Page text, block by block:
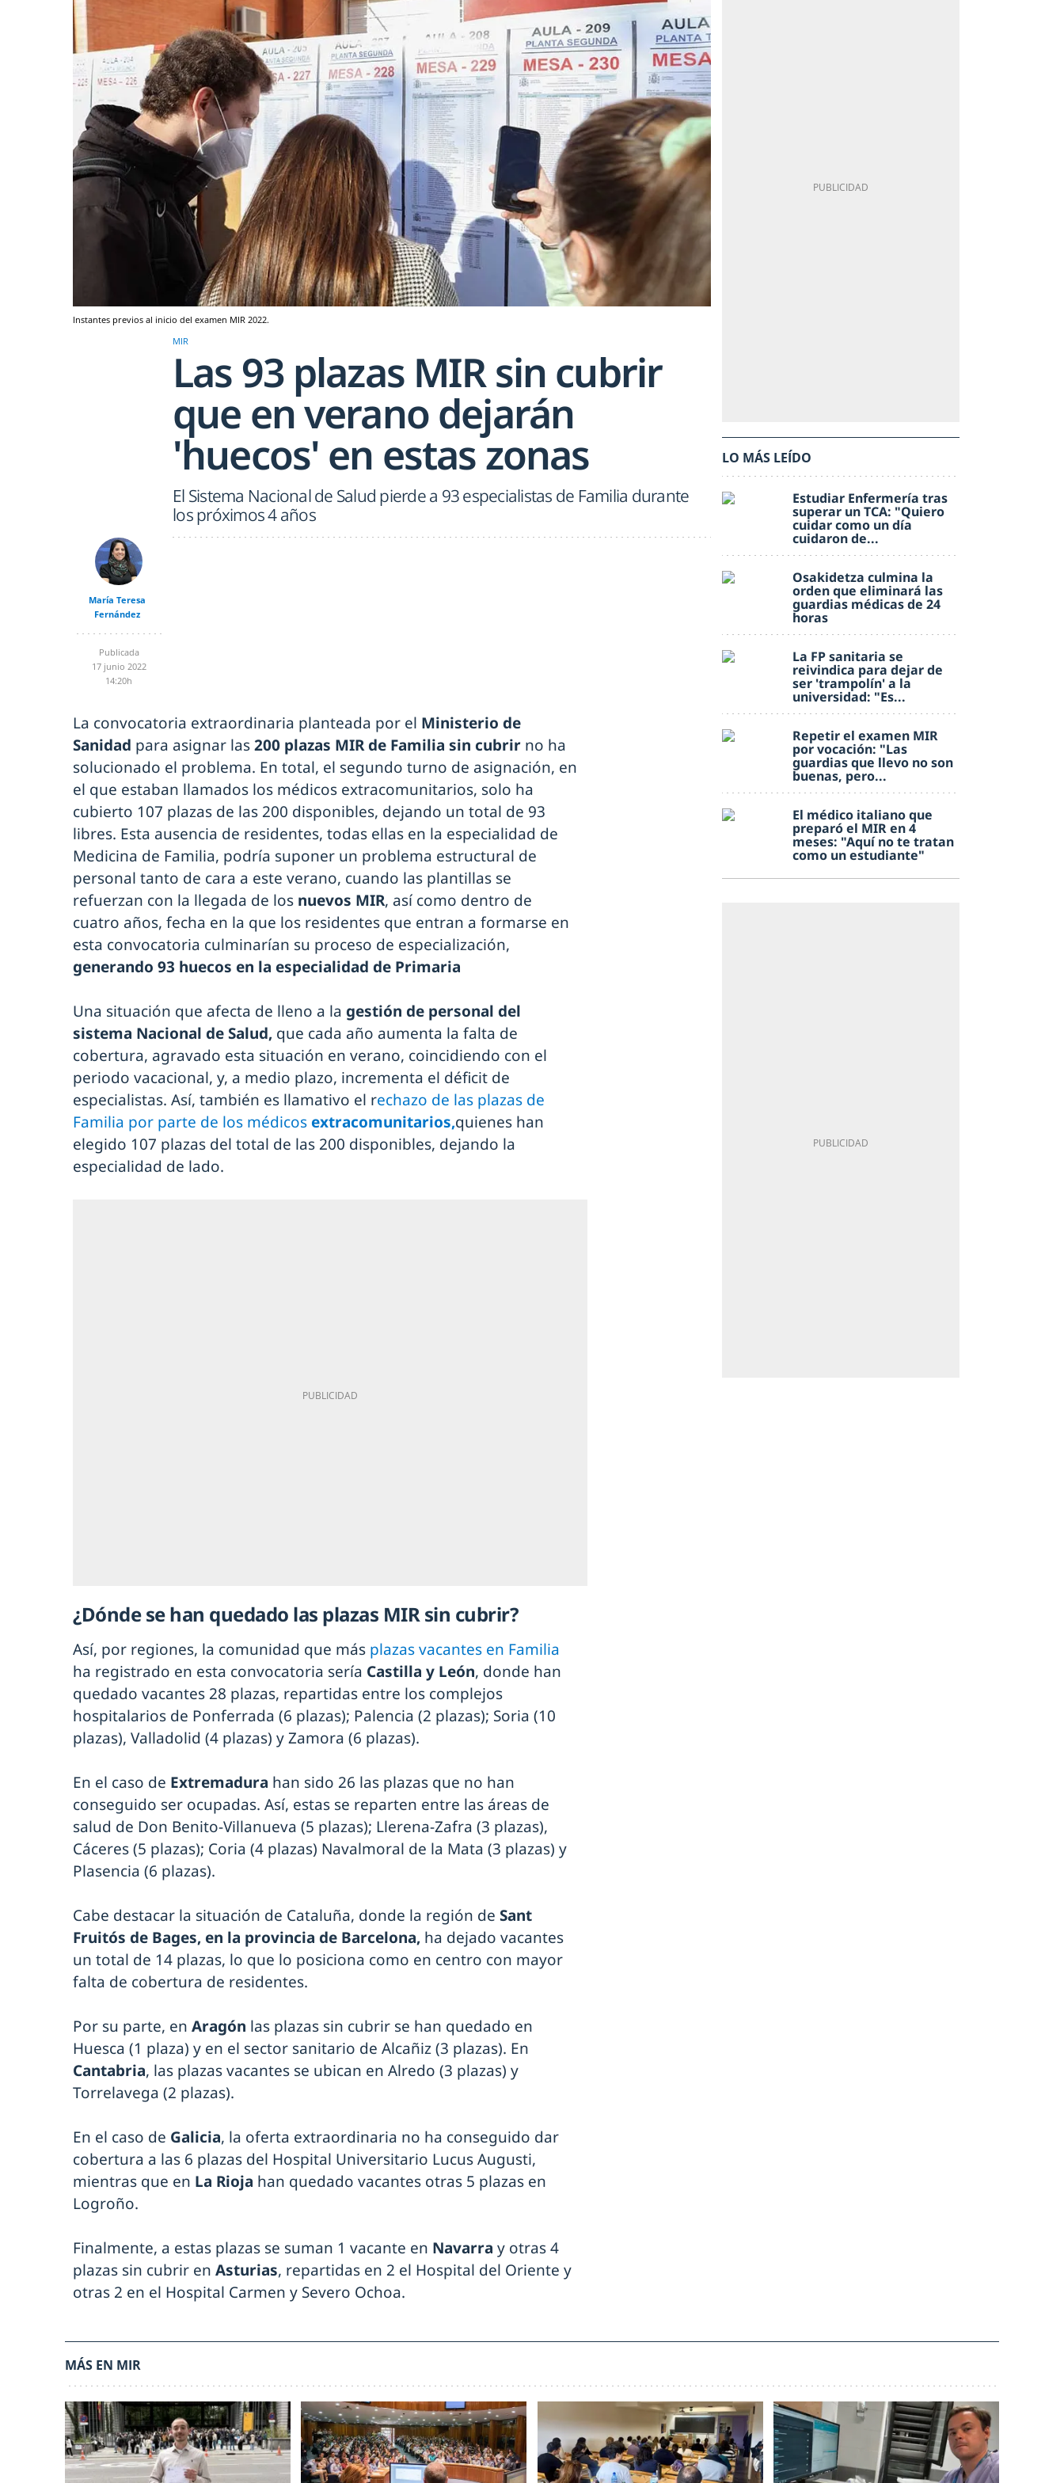
Instantes previos al inicio del examen MIR 2022.
MIR
Las 93 plazas MIR sin cubrir
que en verano dejarán
'huecos' en estas zonas
El Sistema Nacional de Salud pierde a 93 especialistas de Familia durante
los próximos 4 años
María Teresa
Fernández
Publicada
17 junio 2022
14:20h
La convocatoria extraordinaria planteada por el Ministerio de
Sanidad para asignar las200 plazas MIR de Familia sin cubrir no ha
solucionado el problema. En total, el segundo turno de asignación, en
el que estaban llamados los médicos extracomunitarios, solo ha
cubierto 107 plazas de las 200 disponibles, dejando un total de 93
libres. Esta ausencia de residentes, todas ellas en la especialidad de
Medicina de Familia, podría suponer un problema estructural de
personal tanto de cara a este verano, cuando las plantillas se
refuerzan con la llegada de los nuevos MIR, así como dentro de
cuatro años, fecha en la que los residentes que entran a formarse en
esta convocatoria culminarían su proceso de especialización,
generando 93 huecos en la especialidad de Primaria
Una situación que afecta de lleno a la gestión de personal del
sistema Nacional de Salud, que cada año aumenta la falta de
cobertura, agravado esta situación en verano, coincidiendo con el
periodo vacacional, y, a medio plazo, incrementa el déficit de
especialistas. Así, también es llamativo el rechazo de las plazas de
Familia por parte de los médicos extracomunitarios,quienes han
elegido 107 plazas del total de las 200 disponibles, dejando la
especialidad de lado.
¿Dónde se han quedado las plazas MIR sin cubrir?
Así, por regiones, la comunidad que más plazas vacantes en Familia
ha registrado en esta convocatoria sería Castilla y León, donde han
quedado vacantes 28 plazas, repartidas entre los complejos
hospitalarios de Ponferrada (6 plazas); Palencia (2 plazas); Soria (10
plazas), Valladolid (4 plazas) y Zamora (6 plazas).
En el caso de Extremadura han sido 26 las plazas que no han
conseguido ser ocupadas. Así, estas se reparten entre las áreas de
salud de Don Benito-Villanueva (5 plazas); Llerena-Zafra (3 plazas),
Cáceres (5 plazas); Coria (4 plazas) Navalmoral de la Mata (3 plazas) y
Plasencia (6 plazas).
Cabe destacar la situación de Cataluña, donde la región de Sant
Fruitós de Bages, en la provincia de Barcelona, ha dejado vacantes
un total de 14 plazas, lo que lo posiciona como en centro con mayor
falta de cobertura de residentes.
Por su parte, en Aragón las plazas sin cubrir se han quedado en
Huesca (1 plaza) y en el sector sanitario de Alcañiz (3 plazas). En
Cantabria, las plazas vacantes se ubican en Alredo (3 plazas) y
Torrelavega (2 plazas).
En el caso de Galicia, la oferta extraordinaria no ha conseguido dar
cobertura a las 6 plazas del Hospital Universitario Lucus Augusti,
mientras que en La Rioja han quedado vacantes otras 5 plazas en
Logroño.
Finalmente, a estas plazas se suman 1 vacante en Navarra y otras 4
plazas sin cubrir en Asturias, repartidas en 2 el Hospital del Oriente y
otras 2 en el Hospital Carmen y Severo Ochoa.
LO MÁS LEÍDO
Estudiar Enfermería tras
superar un TCA: "Quiero
cuidar como un día
cuidaron de...
Osakidetza culmina la
orden que eliminará las
guardias médicas de 24
horas
La FP sanitaria se
reivindica para dejar de
ser 'trampolín' a la
universidad: "Es...
Repetir el examen MIR
por vocación: "Las
guardias que llevo no son
buenas, pero...
El médico italiano que
preparó el MIR en 4
meses: "Aquí no te tratan
como un estudiante"
MÁS EN MIR